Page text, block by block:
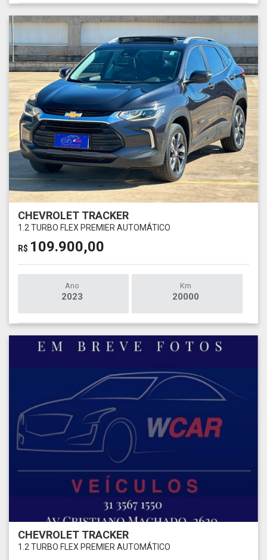
CHEVROLET TRACKER
1.2 TURBO FLEX PREMIER AUTOMÁTICO
R$ 109.900,00
Ano
2023
Km
20000
CHEVROLET TRACKER
1.2 TURBO FLEX PREMIER AUTOMÁTICO